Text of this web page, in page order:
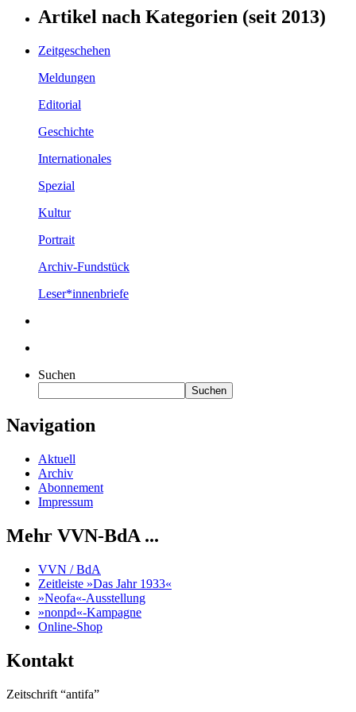
Artikel nach Kategorien (seit 2013)
Zeitgeschehen
Meldungen
Editorial
Geschichte
Internationales
Spezial
Kultur
Portrait
Archiv-Fundstück
Leser*innenbriefe
Suchen
Suchen
Navigation
Aktuell
Archiv
Abonnement
Impressum
Mehr VVN-BdA ...
VVN / BdA
Zeitleiste »Das Jahr 1933«
»Neofa«-Ausstellung
»nonpd«-Kampagne
Online-Shop
Kontakt
Zeitschrift “antifa”